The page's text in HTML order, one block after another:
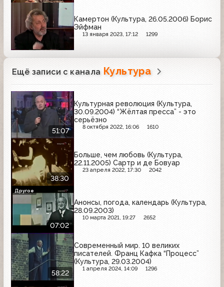
Камертон (Культура, 26.05.2006) Борис
Эйфман
13 января 2023, 17:12 1299
Ещё записи с канала Культура
51:07
Культурная революция (Культура,
30.09.2004) “Жёлтая пресса” - это
серьёзно
8 октября 2022, 16:06 1610
38:30
Больше, чем любовь (Культура,
22.11.2005) Сартр и де Бовуар
23 апреля 2022, 17:30 2042
07:02
Анонсы, погода, календарь (Культура,
28.09.2003)
10 марта 2021, 19:27 2652
Другое
58:22
Современный мир. 10 великих
писателей. Франц Кафка “Процесс”
(Культура, 29.03.2004)
1 апреля 2024, 14:09 1296